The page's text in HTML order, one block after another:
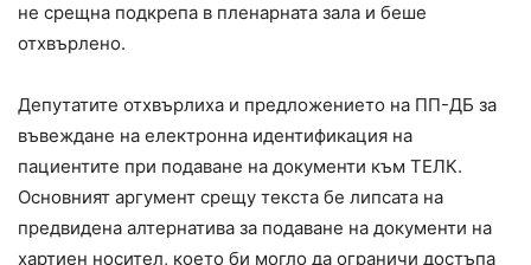
не срещна подкрепа в пленарната зала и беше
отхвърлено.
Депутатите отхвърлиха и предложението на ПП-ДБ за
въвеждане на електронна идентификация на
пациентите при подаване на документи към ТЕЛК.
Основният аргумент срещу текста бе липсата на
предвидена алтернатива за подаване на документи на
хартиен носител, което би могло да ограничи достъпа